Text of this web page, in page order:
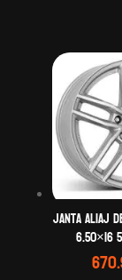
Janta aliaj
6.50×16